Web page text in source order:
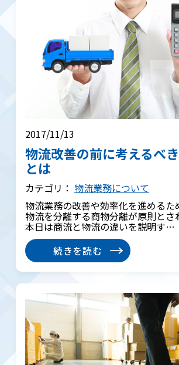
2017/11/13
物流改善の前に考えるべ
とは
カテゴリ： 物流業務について
物流業務の改善や効率化を進めるた
物流を分離する商物分離が原則とさ
本日は商流と物流の違いを説明す…
続きを読む